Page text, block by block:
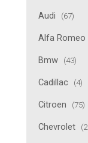
Audi (67)
Alfa Romeo
Bmw (43)
Cadillac (4)
Citroen (75)
Chevrolet